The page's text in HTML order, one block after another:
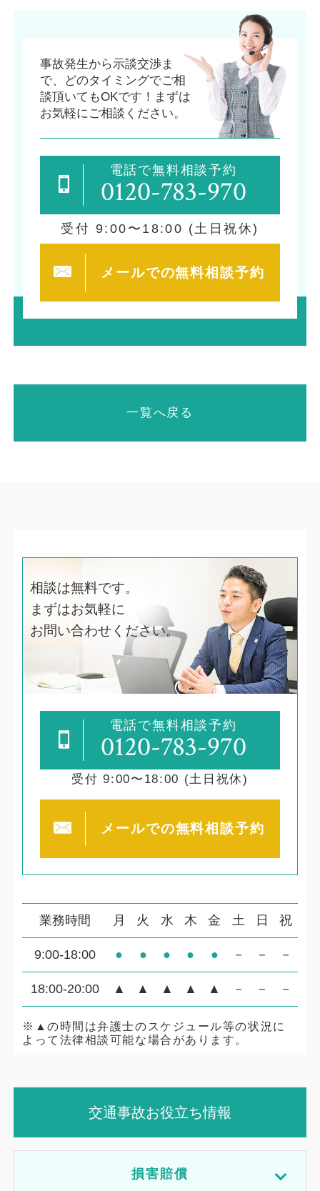
事故発生から示談交渉ま
で、 どのタイミングでご相
談頂いてもOKです！ まずは
お気軽にご相談ください。
電話で無料相談予約
0120-783-970
受付 9:00〜18:00 (土日祝休)
メールでの無料相談予約
一覧へ戻る
相談は無料です。
まずはお気軽に
お問い合わせください。
電話で無料相談予約
0120-783-970
受付 9:00〜18:00 (土日祝休)
メールでの無料相談予約
業務時間 月 火 水 木 金 土 日 祝
9:00-18:00 ● ● ● ● ● － － －
18:00-20:00 ▲ ▲ ▲ ▲ ▲ － － －
※▲の時間は弁護士のスケジュール等の状況に
よって法律相談可能な場合があります。
交通事故お役立ち情報
損害賠償